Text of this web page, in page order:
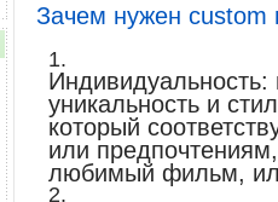
Зачем нужен
уникальность и
который
или
любимый фильм,